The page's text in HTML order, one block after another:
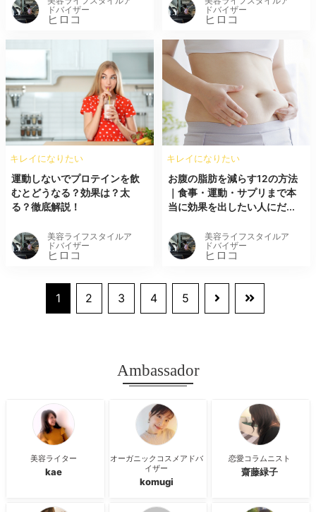
ドバイザー
ヒロコ
ドバイザー
ヒロコ
キレイになりたい
運動しないでプロテインを飲
むとどうなる？効果は？太
る？徹底解説！
美容ライフスタイルア
ドバイザー
ヒロコ
キレイになりたい
お腹の脂肪を減らす12の方法
｜食事・運動・サプリまで本
当に効果を出したい人にだ...
美容ライフスタイルア
ドバイザー
ヒロコ
1 2 3 4 5
Ambassador
美容ライター
kae
オーガニックコスメアドバ
イザー
komugi
恋愛コラムニスト
齋藤緑子